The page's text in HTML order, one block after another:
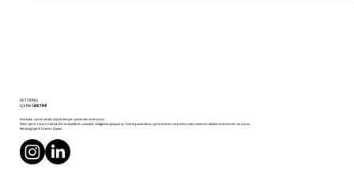
RETZKING
Markalar için stratejik dijital iletişim çözümleri üretiyoruz.
Planlı içerik, tutarlı marka dili ve ölçülebilir sonuçlar odağında çalışıyoruz. Dijital pazarlama, içerik üretimi ve performans yönetimi alanlarında hizmet veriyoruz.
Retzking İçerik Üretim Ajansı